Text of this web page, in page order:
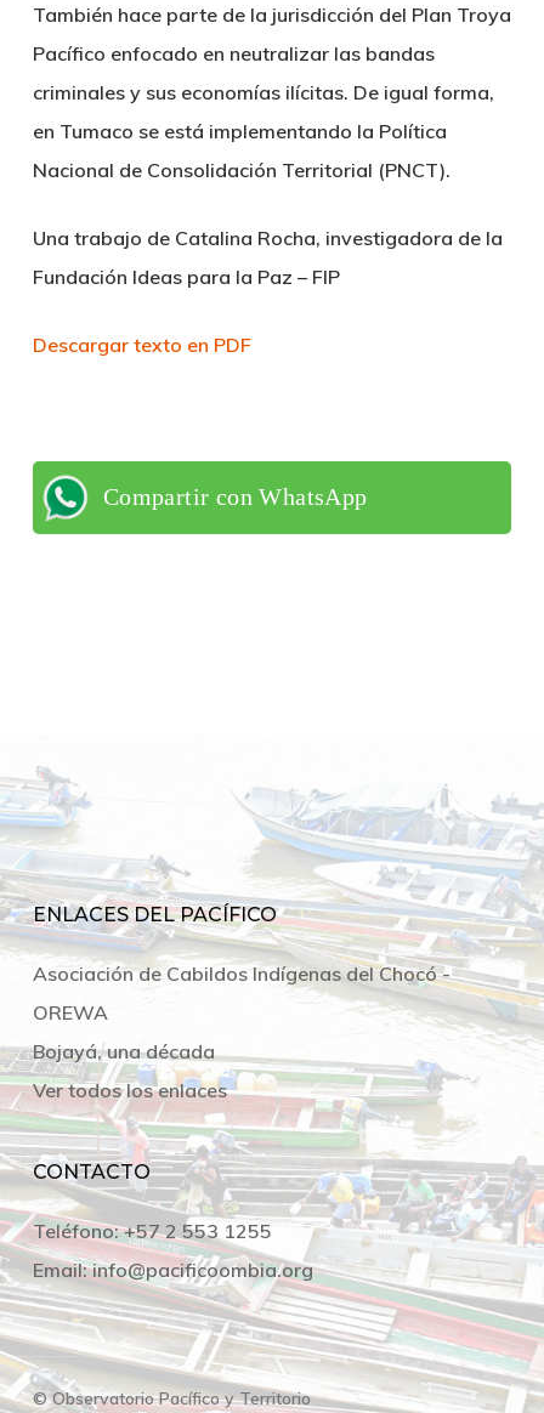
También hace parte de la jurisdicción del Plan Troya
Pacífico enfocado en neutralizar las bandas
criminales y sus economías ilícitas. De igual forma,
en Tumaco se está implementando la Política
Nacional de Consolidación Territorial (PNCT).
Una trabajo de Catalina Rocha, investigadora de la
Fundación Ideas para la Paz – FIP
Descargar texto en PDF
Compartir con WhatsApp
ENLACES DEL PACÍFICO
Asociación de Cabildos Indígenas del Chocó -
OREWA
Bojayá, una década
Ver todos los enlaces
CONTACTO
Teléfono:+57 2 553 1255
Email: info@pacificoombia.org
© Observatorio Pacífico y Territorio